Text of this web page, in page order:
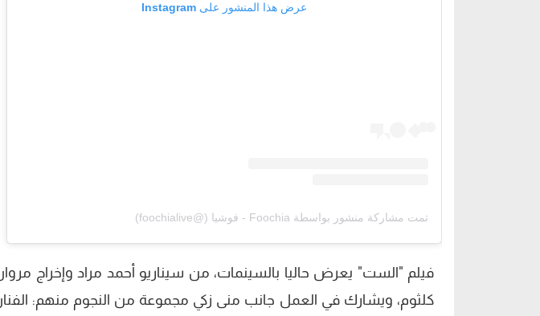
عرض هذا المنشور على Instagram
تمت مشاركة منشور بواسطة ‏‎Foochia - فوشيا‎‏ (@‏‎foochialive‎‏)
فيلم "الست" يعرض حاليا بالسينمات، من سيناريو أحمد مراد وإخراج مروان
كلثوم، ويشارك في العمل جانب منى زكي مجموعة من النجوم منهم: